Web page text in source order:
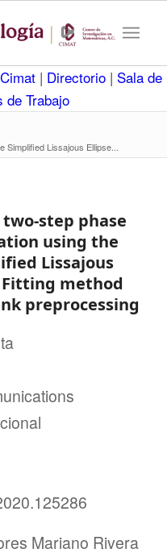
| Directorio | Sala de
de Trabajo
Lissajous Ellipse...
step phase
using the
Lissajous
Fitting method
preprocessing
Mariano Rivera